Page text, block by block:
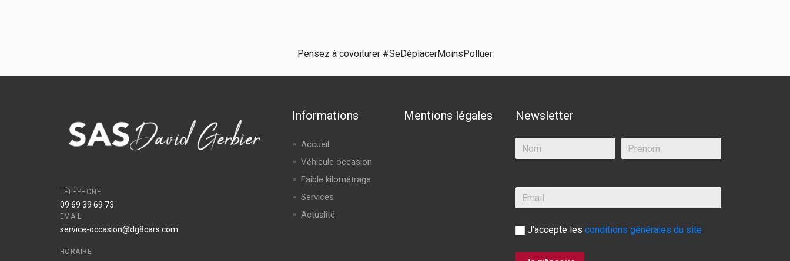
Pensez à covoiturer #SeDéplacerMoinsPolluer
TÉLÉPHONE
09 69 39 69 73
EMAIL
service-occasion@dg8cars.com
HORAIRE
Informations
Accueil
Véhicule occasion
Faible kilométrage
Services
Actualité
Mentions légales Newsletter
J'accepte les conditions générales du site